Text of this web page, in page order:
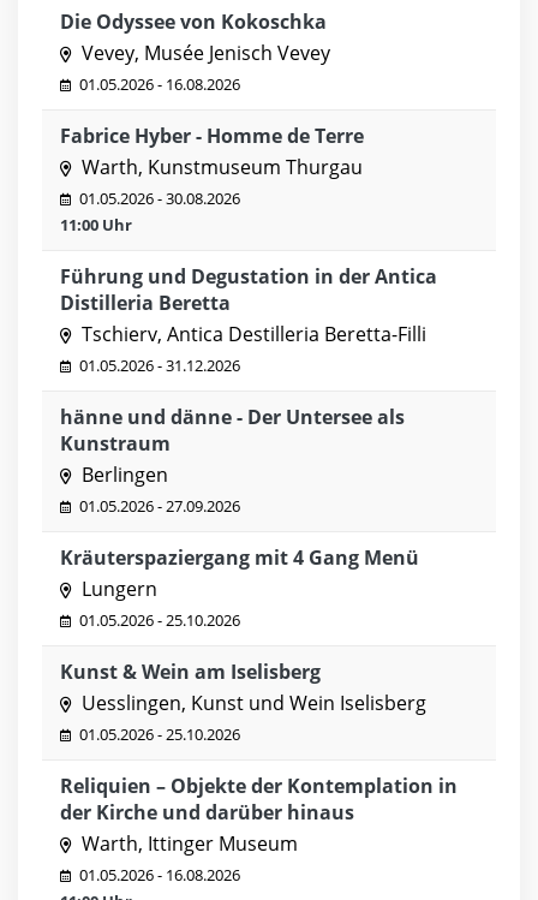
Die Odyssee von Kokoschka
Vevey, Musée Jenisch Vevey
01.05.2026 - 16.08.2026
Fabrice Hyber - Homme de Terre
Warth, Kunstmuseum Thurgau
01.05.2026 - 30.08.2026
11:00 Uhr
Führung und Degustation in der Antica
Distilleria Beretta
Tschierv, Antica Destilleria Beretta-Filli
01.05.2026 - 31.12.2026
hänne und dänne - Der Untersee als
Kunstraum
Berlingen
01.05.2026 - 27.09.2026
Kräuterspaziergang mit 4 Gang Menü
Lungern
01.05.2026 - 25.10.2026
Kunst & Wein am Iselisberg
Uesslingen, Kunst und Wein Iselisberg
01.05.2026 - 25.10.2026
Reliquien – Objekte der Kontemplation in
der Kirche und darüber hinaus
Warth, Ittinger Museum
01.05.2026 - 16.08.2026